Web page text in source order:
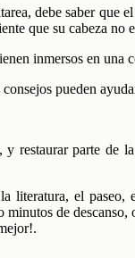
debe saber que
que su cabeza no
inmersos en
pueden
y restaurar parte
literatura, el paseo,
de